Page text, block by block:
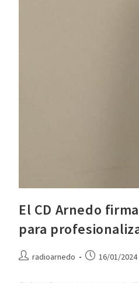
El CD Arnedo
para
radioarnedo 16/01/2024